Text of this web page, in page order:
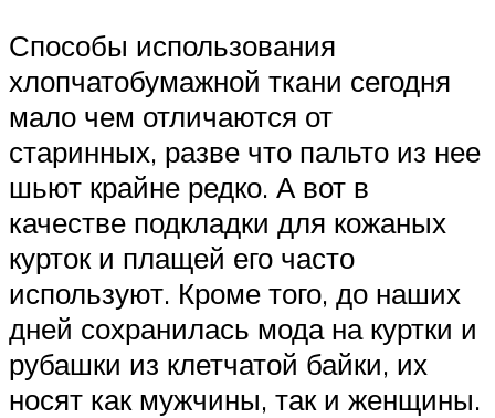
Способы использования
хлопчатобумажной ткани сегодня
мало чем отличаются от
старинных, разве что пальто из нее
шьют крайне редко. А вот в
качестве подкладки для кожаных
курток и плащей его часто
используют. Кроме того, до наших
дней сохранилась мода на куртки и
рубашки из клетчатой ​​байки, их
носят как мужчины, так и женщины.